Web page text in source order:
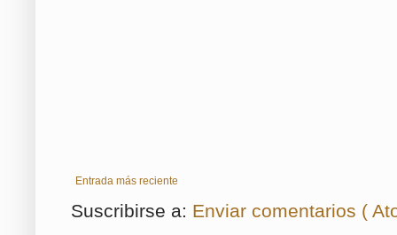
Entrada más reciente
Suscribirse a: Enviar comentarios (